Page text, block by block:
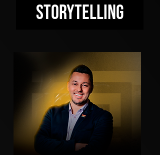
STORYTELLING